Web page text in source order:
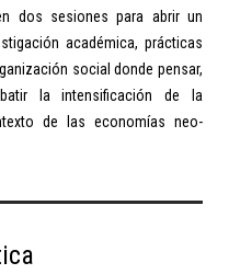
dos sesiones para abrir un
académica, prácticas
social donde pensar,
la intensificación de la
de las economías neo-